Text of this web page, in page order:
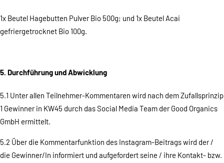
1x Beutel Hagebutten Pulver Bio 500g; und 1x Beutel Acai
gefriergetrocknet Bio 100g.
5. Durchführung und Abwicklung
5.1 Unter allen Teilnehmer-Kommentaren wird nach dem Zufallsprinzip
1 Gewinner in KW45 durch das Social Media Team der Good Organics
GmbH ermittelt.
5.2 Über die Kommentarfunktion des Instagram-Beitrags wird der /
die Gewinner/In informiert und aufgefordert seine / ihre Kontakt- bzw.